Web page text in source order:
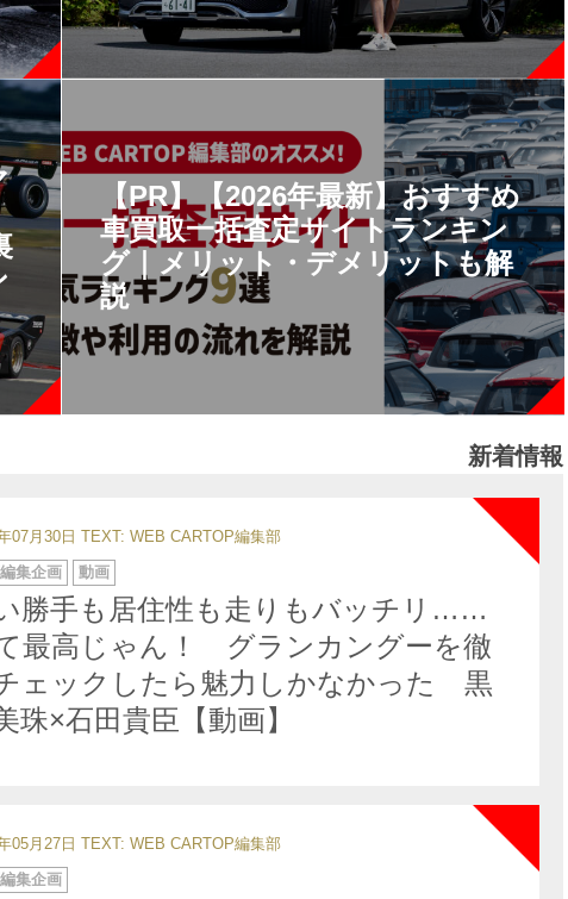
【PR】【2026年最新】おすすめ
車買取一括査定サイトランキン
グ｜メリット・デメリットも解
説
新着情報
NEW
07月30日 TEXT: WEB CARTOP編集部
勝手も居住性も走りもバッチリ……
最高じゃん！ グランカングーを徹
ェックしたら魅力しかなかった 黒
珠×石田貴臣【動画】
集企画 動画
05月27日 TEXT: WEB CARTOP編集部
集企画